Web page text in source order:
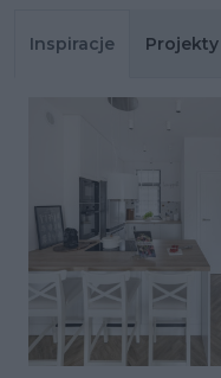
Inspiracje Projekty